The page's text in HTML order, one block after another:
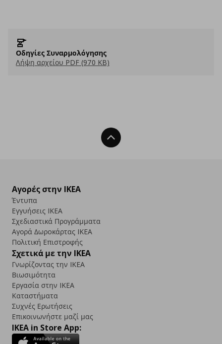
Οδηγίες Συναρμολόγησης
Λήψη αρχείου PDF (970 KB)
Back To Top
Αγορές στην IKEA
Έντυπα
Εγγυήσεις IKEA
Σχεδιαστικά Προγράμματα
Αγορά Δωρoκάρτας IKEA
Πολιτική Επιστροφής
Σχετικά με την IKEA
Γνωρίζοντας την IKEA
Βιωσιμότητα
Εργασία στην IKEA
Καταστήματα
Συχνές Ερωτήσεις
Επικοινωνήστε μαζί μας
IKEA in Store App: